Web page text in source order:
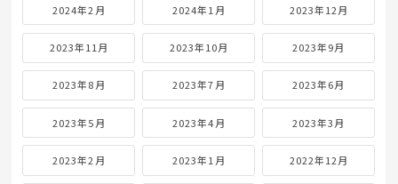
2024年2月 2024年1月 2023年12月
2023年11月 2023年10月 2023年9月
2023年8月 2023年7月 2023年6月
2023年5月 2023年4月 2023年3月
2023年2月 2023年1月 2022年12月